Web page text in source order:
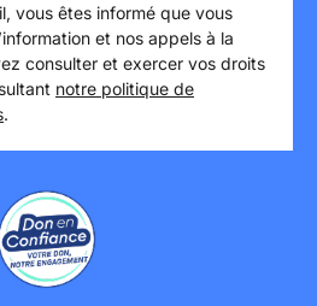
vous êtes informé que vous
et nos appels à la
consulter et exercer vos droits
notre politique de
.